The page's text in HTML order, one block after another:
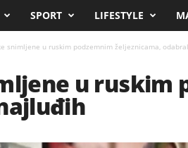
SPORT LIFESTYLE
snimljene u ruskim podzemnim željeznicama,
u ruskim